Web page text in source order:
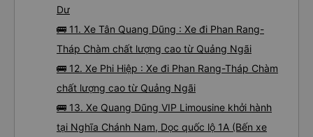
Dư
🚌 11. Xe Tân Quang Dũng : Xe đi Phan Rang-
Tháp Chàm chất lượng cao từ Quảng Ngãi
🚌 12. Xe Phi Hiệp : Xe đi Phan Rang-Tháp Chàm
chất lượng cao từ Quảng Ngãi
🚌 13. Xe Quang Dũng VIP Limousine khởi hành
tại Nghĩa Chánh Nam, Dọc quốc lộ 1A (Bến xe